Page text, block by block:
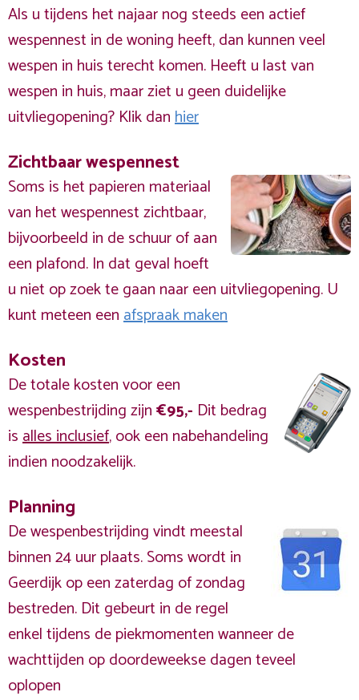
Als u tijdens het najaar nog steeds een actief
wespennest in de woning heeft, dan kunnen veel
wespen in huis terecht komen. Heeft u last van
wespen in huis, maar ziet u geen duidelijke
uitvliegopening? Klik danhier
Zichtbaar wespennest
Soms is het papieren materiaal
van het wespennest zichtbaar,
bijvoorbeeld in de schuur of aan
een plafond. In dat geval hoeft
u niet op zoek te gaan naar een uitvliegopening. U
kunt meteen eenafspraak maken
Kosten
De totale kosten voor een
wespenbestrijding zijn€95,- Dit bedrag
isalles inclusief, ook een nabehandeling
indien noodzakelijk.
Planning
De wespenbestrijding vindt meestal
binnen 24 uur plaats. Soms wordt in
Geerdijk op een zaterdag of zondag
bestreden. Dit gebeurt in de regel
enkel tijdens de piekmomenten wanneer de
wachttijden op doordeweekse dagen teveel
oplopen